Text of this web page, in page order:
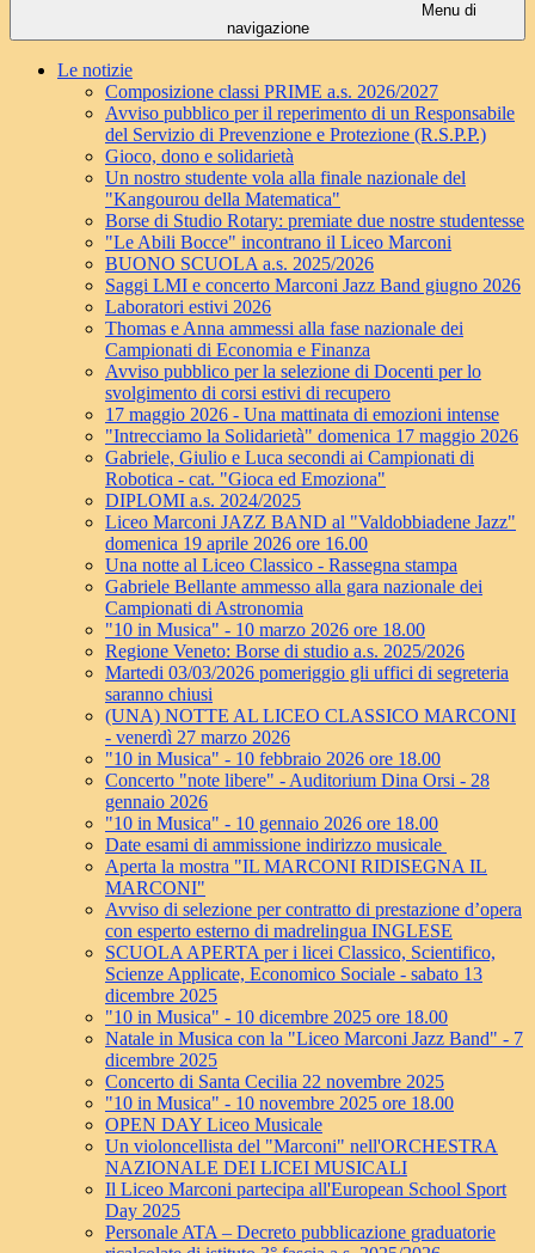
Menu di
navigazione
Le notizie
Composizione classi PRIME a.s. 2026/2027
Avviso pubblico per il reperimento di un Responsabile
del Servizio di Prevenzione e Protezione (R.S.P.P.)
Gioco, dono e solidarietà
Un nostro studente vola alla finale nazionale del
"Kangourou della Matematica"
Borse di Studio Rotary: premiate due nostre studentesse
"Le Abili Bocce" incontrano il Liceo Marconi
BUONO SCUOLA a.s. 2025/2026
Saggi LMI e concerto Marconi Jazz Band giugno 2026
Laboratori estivi 2026
Thomas e Anna ammessi alla fase nazionale dei
Campionati di Economia e Finanza
Avviso pubblico per la selezione di Docenti per lo
svolgimento di corsi estivi di recupero
17 maggio 2026 - Una mattinata di emozioni intense
"Intrecciamo la Solidarietà" domenica 17 maggio 2026
Gabriele, Giulio e Luca secondi ai Campionati di
Robotica - cat. "Gioca ed Emoziona"
DIPLOMI a.s. 2024/2025
Liceo Marconi JAZZ BAND al "Valdobbiadene Jazz"
domenica 19 aprile 2026 ore 16.00
Una notte al Liceo Classico - Rassegna stampa
Gabriele Bellante ammesso alla gara nazionale dei
Campionati di Astronomia
"10 in Musica" - 10 marzo 2026 ore 18.00
Regione Veneto: Borse di studio a.s. 2025/2026
Martedi 03/03/2026 pomeriggio gli uffici di segreteria
saranno chiusi
(UNA) NOTTE AL LICEO CLASSICO MARCONI
- venerdì 27 marzo 2026
"10 in Musica" - 10 febbraio 2026 ore 18.00
Concerto "note libere" - Auditorium Dina Orsi - 28
gennaio 2026
"10 in Musica" - 10 gennaio 2026 ore 18.00
Date esami di ammissione indirizzo musicale
Aperta la mostra "IL MARCONI RIDISEGNA IL
MARCONI"
Avviso di selezione per contratto di prestazione d’opera
con esperto esterno di madrelingua INGLESE
SCUOLA APERTA per i licei Classico, Scientifico,
Scienze Applicate, Economico Sociale - sabato 13
dicembre 2025
"10 in Musica" - 10 dicembre 2025 ore 18.00
Natale in Musica con la "Liceo Marconi Jazz Band" - 7
dicembre 2025
Concerto di Santa Cecilia 22 novembre 2025
"10 in Musica" - 10 novembre 2025 ore 18.00
OPEN DAY Liceo Musicale
Un violoncellista del "Marconi" nell'ORCHESTRA
NAZIONALE DEI LICEI MUSICALI
Il Liceo Marconi partecipa all'European School Sport
Day 2025
Personale ATA – Decreto pubblicazione graduatorie